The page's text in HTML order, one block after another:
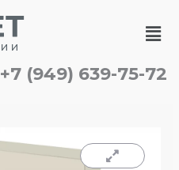
+7 (949) 639-75-72